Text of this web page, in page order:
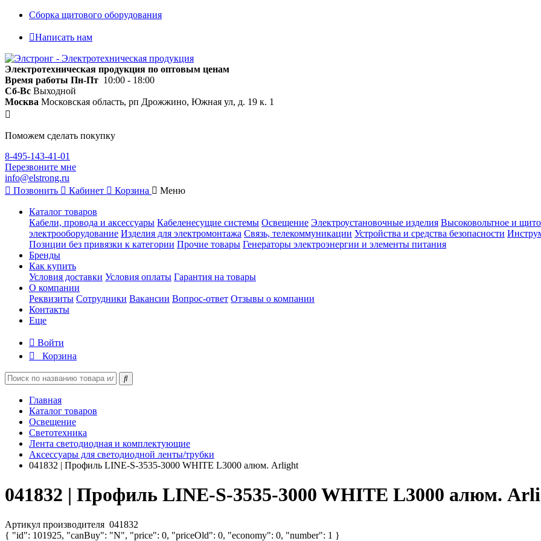
Сборка щитового оборудования
Написать нам
Электротехническая продукция по оптовым ценам
Время работы Пн-Пт 10:00 - 18:00
Сб-Вс Выходной
Москва Московская область, рп Дрожжино, Южная ул, д. 19 к. 1
Поможем сделать покупку
8-495-143-41-01
Перезвоните мне
info@elstrong.ru
Позвонить
Кабинет Корзина Меню
Каталог товаров
Кабели, провода и аксессуары Кабеленесущие системы Освещение Электроустановочные изделия Высоковольтное и
электрооборудование Изделия для электромонтажа Связь, телекоммуникации Устройства и средства безопасности
Позиции без привязки к категории Прочие товары Генераторы электроэнергии и элементы питания
Бренды
Как купить
Условия доставки Условия оплаты Гарантия на товары
О компании
Реквизиты Сотрудники Вакансии Вопрос-ответ Отзывы о компании
Контакты
Еще
Войти
Корзина
Главная
Каталог товаров
Освещение
Светотехника
Лента светодиодная и комплектующие
Аксессуары для светодиодной ленты/трубки
041832 | Профиль LINE-S-3535-3000 WHITE L3000 алюм. Arlight
041832 | Профиль LINE-S-3535-3000 WHITE L3000 алюм.
Артикул производителя 041832
{ "id": 101925, "canBuy": "N", "price": 0, "priceOld": 0, "economy": 0, "number": 1 }